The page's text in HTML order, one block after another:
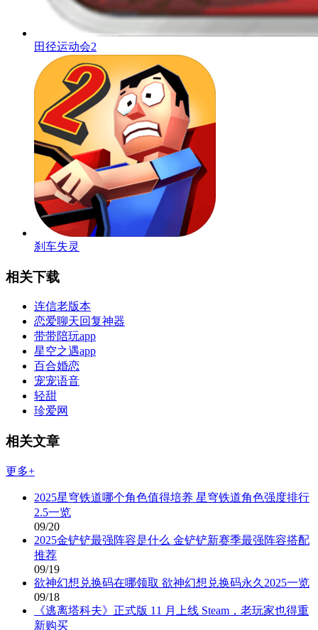
田径运动会2
刹车失灵
相关下载
连信老版本
恋爱聊天回复神器
带带陪玩app
星空之遇app
百合婚恋
宠宠语音
轻甜
珍爱网
相关文章
更多+
2025星穹铁道哪个角色值得培养 星穹铁道角色强度排行
2.5一览
09/20
2025金铲铲最强阵容是什么 金铲铲新赛季最强阵容搭配
推荐
09/19
欲神幻想兑换码在哪领取 欲神幻想兑换码永久2025一览
09/18
《逃离塔科夫》正式版 11 月上线 Steam，老玩家也得重
新购买